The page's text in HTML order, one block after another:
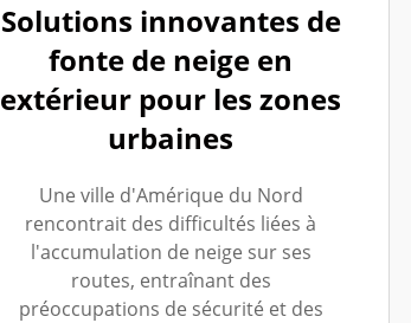
Solutions innovantes de
fonte de neige en
extérieur pour les zones
urbaines
Une ville d'Amérique du Nord
rencontrait des difficultés liées à
l'accumulation de neige sur ses
routes, entraînant des
préoccupations de sécurité et des